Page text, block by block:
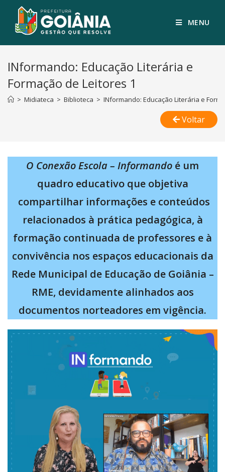
MENU
INformando: Educação Literária e
Formação de Leitores 1
> Midiateca > Biblioteca > INformando: Educação Literária e
Voltar
O Conexão Escola – Informando é um
quadro educativo que objetiva
compartilhar informações e conteúdos
relacionados à prática pedagógica, à
formação continuada de professores e à
convivência nos espaços educacionais da
Rede Municipal de Educação de Goiânia –
RME, devidamente alinhados aos
documentos norteadores em vigência.